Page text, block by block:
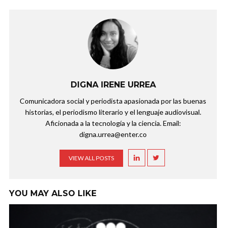
DIGNA IRENE URREA
Comunicadora social y periodista apasionada por las buenas
historias, el periodismo literario y el lenguaje audiovisual.
Aficionada a la tecnología y la ciencia. Email:
digna.urrea@enter.co
VIEW ALL POSTS
YOU MAY ALSO LIKE